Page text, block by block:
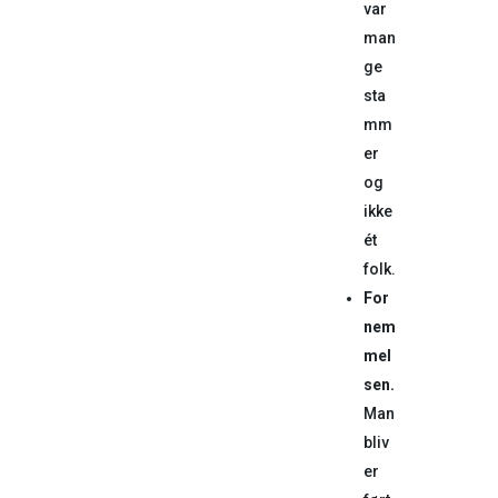
var
man
ge
sta
mm
er
og
ikke
ét
folk.
For
nem
mel
sen.
Man
bliv
er